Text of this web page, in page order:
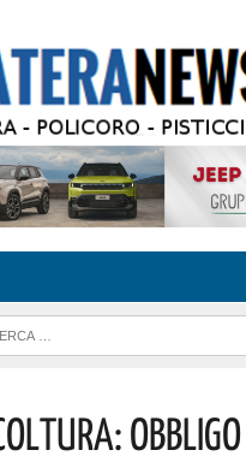
Obbligo